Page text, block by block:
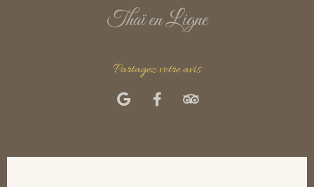
Thaï en Ligne
Partagez votre avis